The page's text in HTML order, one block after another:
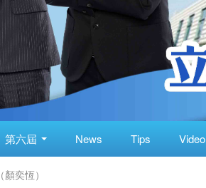
第六屆 News Tips Video
奕恆）